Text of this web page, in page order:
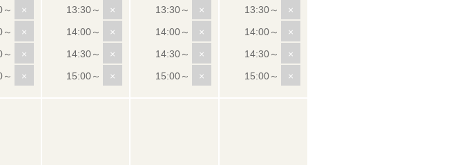
×
×
×
×
×
×
×
×
×
×
×
×
×
×
×
×